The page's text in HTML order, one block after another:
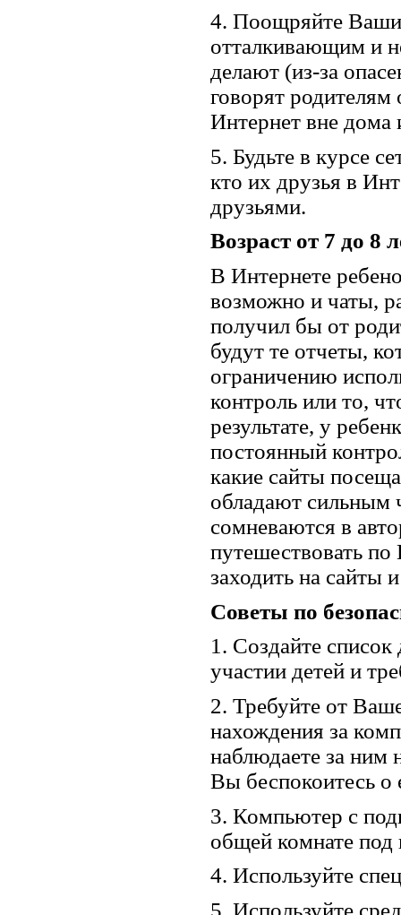
4. Поощряйте
отталкивающим и
делают (из-за
говорят родителям
Интернет вне
5. Будьте в курсе
кто их друзья в
друзьями.
Возраст от 7 до 8
В Интернете
возможно и чаты,
получил бы от
будут те отчеты,
ограничению
контроль или то,
результате, у
постоянный
какие сайты
обладают сильным
сомневаются в
путешествовать по
заходить на сайты
Советы по
1. Создайте
участии детей и
2. Требуйте от
нахождения за
наблюдаете за ним
Вы беспокоитесь о
3. Компьютер с
общей комнате под
4. Используйте
5. Используйте